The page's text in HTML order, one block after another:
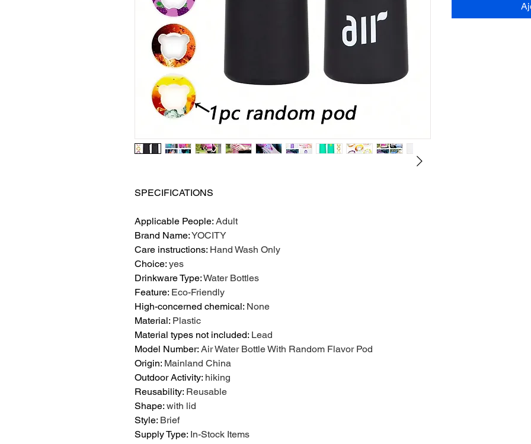
SPECIFICATIONS
Applicable People: Adult
Brand Name:YOCITY
Care instructions: Hand Wash Only
Choice: yes
Drinkware Type:Water Bottles
Feature: Eco-Friendly
High-concerned chemical: None
Material: Plastic
Material types not included: Lead
Model Number: Air Water Bottle With Random Flavor Pod
Origin: Mainland China
Outdoor Activity: hiking
Reusability: Reusable
Shape: with lid
Style: Brief
Supply Type: In-Stock Items